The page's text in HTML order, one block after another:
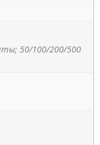
50/100/200/500